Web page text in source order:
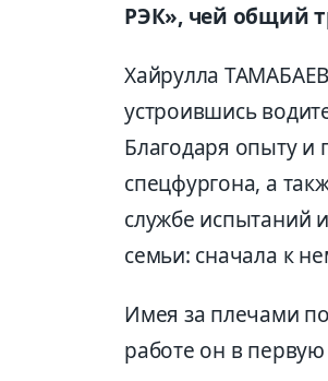
РЭК», чей общий
Хайрулла
устроившись
Благодаря опыту и
спецфургона, а
службе испытаний
семьи: сначала к
Имея за плечами
работе он в